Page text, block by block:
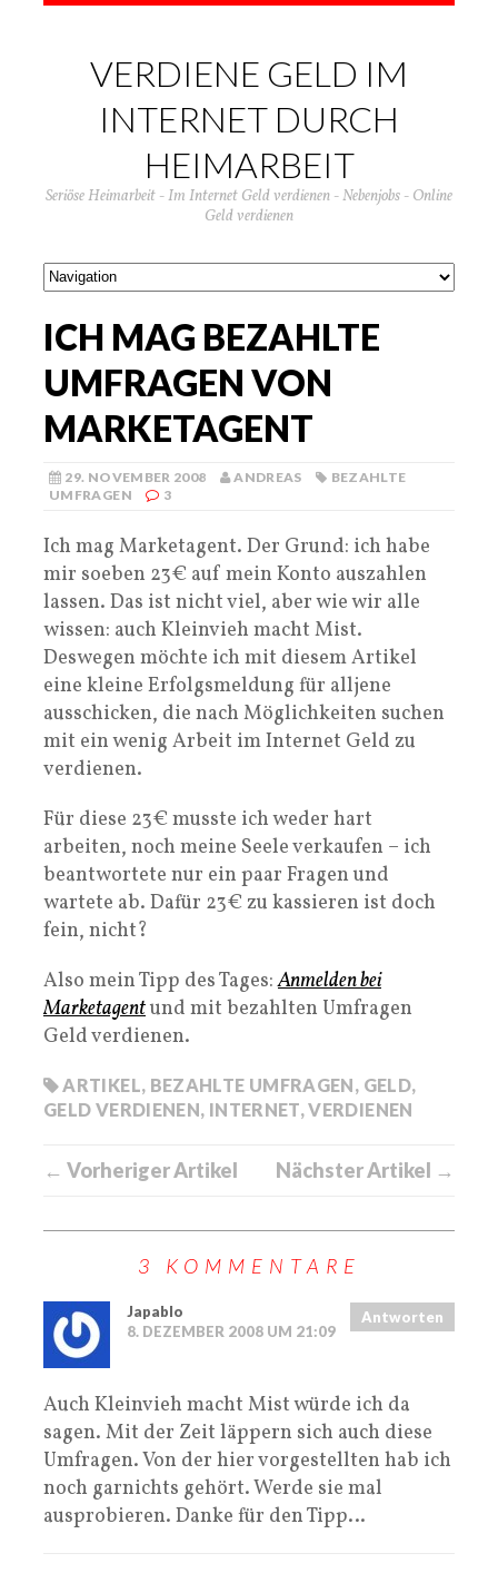
VERDIENE GELD IM
INTERNET DURCH
HEIMARBEIT
Seriöse Heimarbeit - Im Internet Geld verdienen - Nebenjobs - Online
Geld verdienen
ICH MAG BEZAHLTE
UMFRAGEN VON
MARKETAGENT
29. NOVEMBER 2008 ANDREAS
BEZAHLTE
UMFRAGEN
3
Ich mag Marketagent. Der Grund: ich habe
mir soeben 23€ auf mein Konto auszahlen
lassen. Das ist nicht viel, aber wie wir alle
wissen: auch Kleinvieh macht Mist.
Deswegen möchte ich mit diesem Artikel
eine kleine Erfolgsmeldung für alljene
ausschicken, die nach Möglichkeiten suchen
mit ein wenig Arbeit im Internet Geld zu
verdienen.
Für diese 23€ musste ich weder hart
arbeiten, noch meine Seele verkaufen – ich
beantwortete nur ein paar Fragen und
wartete ab. Dafür 23€ zu kassieren ist doch
fein, nicht?
Also mein Tipp des Tages:Anmelden bei
Marketagentund mit bezahlten Umfragen
Geld verdienen.
ARTIKEL, BEZAHLTE UMFRAGEN, GELD,
GELD VERDIENEN, INTERNET,VERDIENEN
← Vorheriger Artikel Nächster Artikel →
3 KOMMENTARE
Japablo
8. DEZEMBER 2008 UM 21:09
Antworten
Auch Kleinvieh macht Mist würde ich da
sagen. Mit der Zeit läppern sich auch diese
Umfragen. Von der hier vorgestellten hab ich
noch garnichts gehört. Werde sie mal
ausprobieren. Danke für den Tipp…